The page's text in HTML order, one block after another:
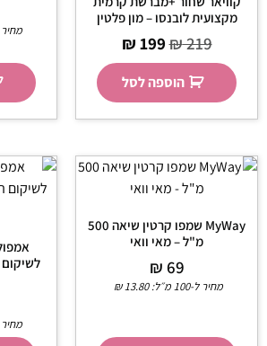
מקצועית לובנסו – מון פלטין
₪219
₪199
הוספה לסל
מחיר ל-
MyWay שמפו קרטין שיאה 500
מ"ל – מאי וואי
₪69
מחיר ל-100 מ״ל: ₪13.80
מחיר ל-